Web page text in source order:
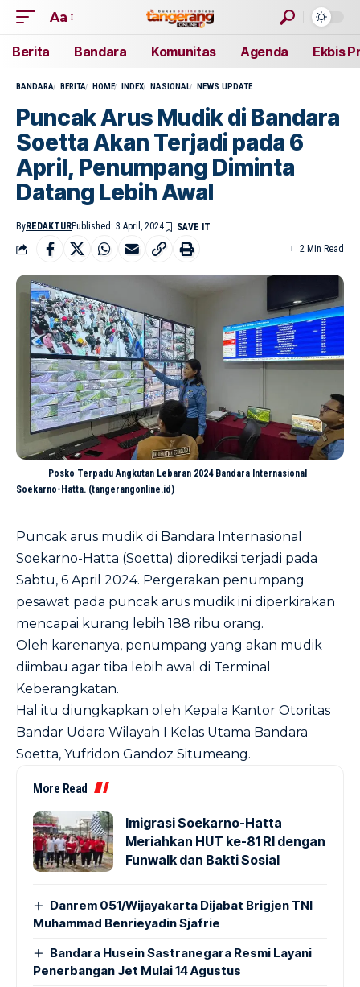
Aa
Berita Bandara Komunitas Agenda Ekbis
BANDARA BERITA HOME INDEX NASIONAL NEWS UPDATE
Puncak Arus Mudik di Bandara
Soetta Akan Terjadi pada 6
April, Penumpang Diminta
Datang Lebih Awal
ByREDAKTURPublished: 3 April, 2024
2 Min Read
Posko Terpadu Angkutan Lebaran 2024 Bandara Internasional
Soekarno-Hatta. (tangerangonline.id)
Puncak arus mudik di Bandara Internasional
Soekarno-Hatta (Soetta) diprediksi terjadi pada
Sabtu, 6 April 2024. Pergerakan penumpang
pesawat pada puncak arus mudik ini diperkirakan
mencapai kurang lebih 188 ribu orang.
Oleh karenanya, penumpang yang akan mudik
diimbau agar tiba lebih awal di Terminal
Keberangkatan.
Hal itu diungkapkan oleh Kepala Kantor Otoritas
Bandar Udara Wilayah I Kelas Utama Bandara
Soetta, Yufridon Gandoz Situmeang.
More Read
Imigrasi Soekarno-Hatta
Meriahkan HUT ke-81 RI dengan
Funwalk dan Bakti Sosial
Danrem 051/Wijayakarta Dijabat Brigjen TNI
Muhammad Benrieyadin Sjafrie
Bandara Husein Sastranegara Resmi Layani
Penerbangan Jet Mulai 14 Agustus